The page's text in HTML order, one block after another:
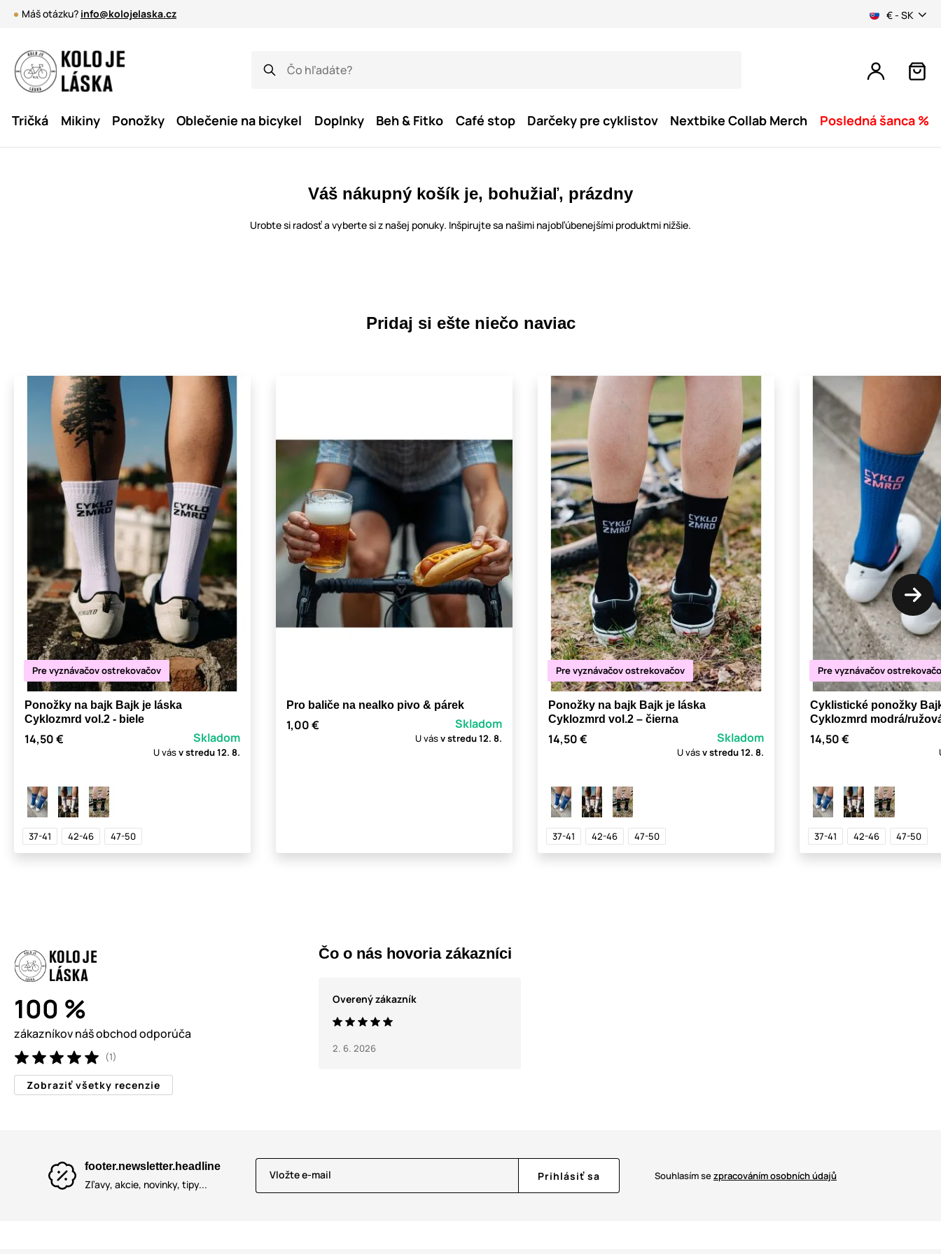
Máš otázku? info@kolojelaska.cz € - SK
Tričká Mikiny Ponožky Oblečenie na bicykel Doplnky Beh & Fitko Café stop Darčeky pre cyklistov Nextbike Collab Merch Posledná šanca %
Váš nákupný košík je, bohužiaľ, prázdny
Urobte si radosť a vyberte si z našej ponuky. Inšpirujte sa našimi najobľúbenejšími produktmi nižšie.
Pridaj si ešte niečo naviac
Pre vyznávačov ostrekovačov
Ponožky na bajk Bajk je láska
Cyklozmrd vol.2 - biele
14,50 € Skladom
U vásv stredu12. 8.
37-41 42-46 47-50
Pro baliče na nealko pivo & párek
1,00 € Skladom
U vásv stredu12. 8.
Pre vyznávačov ostrekovačov
Ponožky na bajk Bajk je láska
Cyklozmrd vol.2 – čierna
14,50 € Skladom
U vásv stredu12. 8.
37-41 42-46 47-50
Pre vyznávačov
Cyklistické ponožky
Cyklozmrd modrá/
14,50 €
37-41 42-46 47-50
100 %
zákazníkov náš obchod odporúča
(1)
Zobraziť všetky recenzie
Čo o nás hovoria zákazníci
Overený zákazník
2. 6. 2026
footer.newsletter.headline
Zľavy, akcie, novinky, tipy...
Vložte e-mail Prihlásiť sa Souhlasím sezpracováním osobních údajů